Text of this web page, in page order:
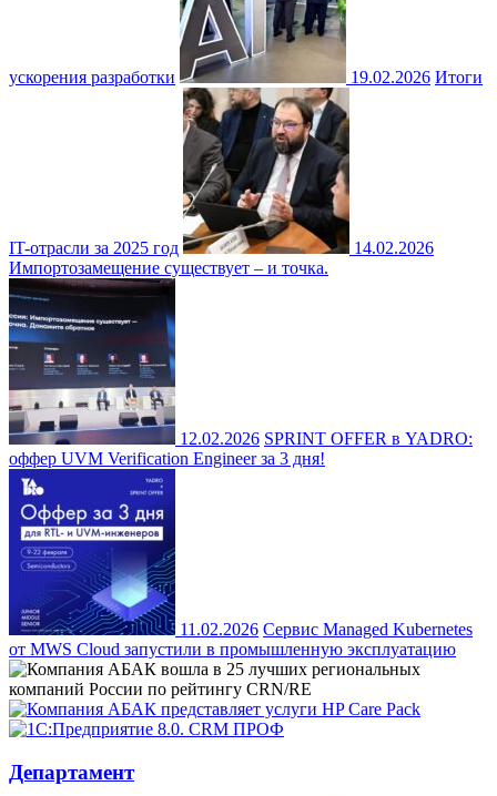
ускорения разработки 19.02.2026 Итоги
IT-отрасли за 2025 год
14.02.2026
Импортозамещение существует – и точка.
12.02.2026 SPRINT OFFER в YADRO:
оффер UVM Verification Engineer за 3 дня!
11.02.2026 Сервис Managed Kubernetes
от MWS Cloud запустили в промышленную эксплуатацию
Департамент